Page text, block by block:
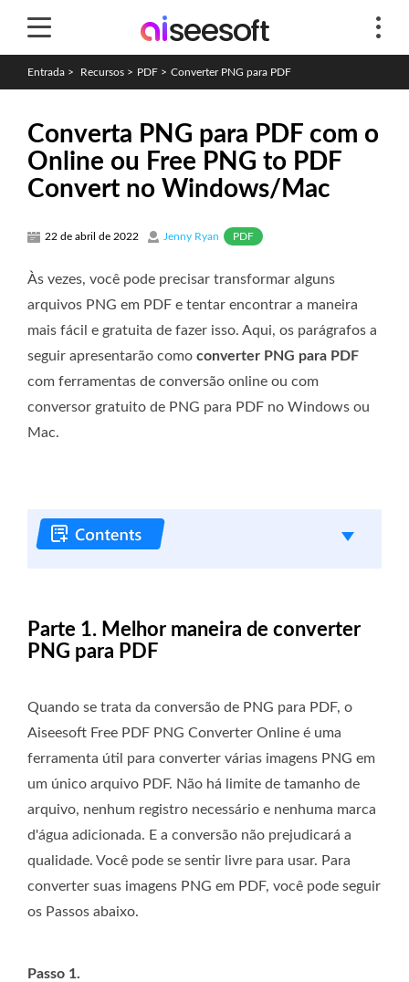
Entrada > Recursos > PDF > Converter PNG para PDF
Converta PNG para PDF com o
Online ou Free PNG to PDF
Convert no Windows/Mac
22 de abril de 2022 Jenny Ryan PDF
Às vezes, você pode precisar transformar alguns
arquivos PNG em PDF e tentar encontrar a maneira
mais fácil e gratuita de fazer isso. Aqui, os parágrafos a
seguir apresentarão como converter PNG para PDF
com ferramentas de conversão online ou com
conversor gratuito de PNG para PDF no Windows ou
Mac.
Parte 1. Melhor maneira de converter
PNG para PDF
Quando se trata da conversão de PNG para PDF, o
Aiseesoft Free PDF PNG Converter Online é uma
ferramenta útil para converter várias imagens PNG em
um único arquivo PDF. Não há limite de tamanho de
arquivo, nenhum registro necessário e nenhuma marca
d'água adicionada. E a conversão não prejudicará a
qualidade. Você pode se sentir livre para usar. Para
converter suas imagens PNG em PDF, você pode seguir
os Passos abaixo.
Passo 1.